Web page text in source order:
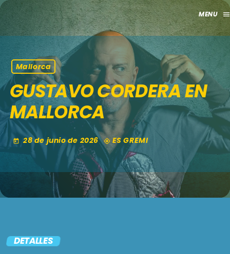
close
HOME
CLUB
APORTES
TV
BARCELONA
PODCASTS
Mallorca
GUSTAVO CORDERA EN
MALLORCA
today 28 de junio de 2026 my_location ES GREMI
DETALLES